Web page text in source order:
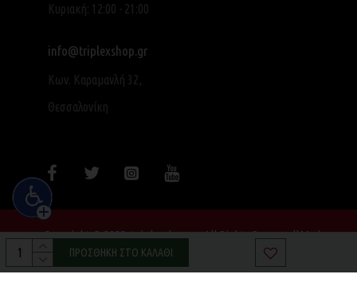
ΠΡΟΣΘΉΚΗ ΣΤΟ ΚΑΛΆΘΙ
Κυριακή: 12:00 - 21:00
info@triplexshop.gr
Κων. Καραμανλή 32,
Θεσσαλονίκη
Copyright © 2022, triplexshop.gr, All Rights Reserved|Made
with ❤ by SocialME